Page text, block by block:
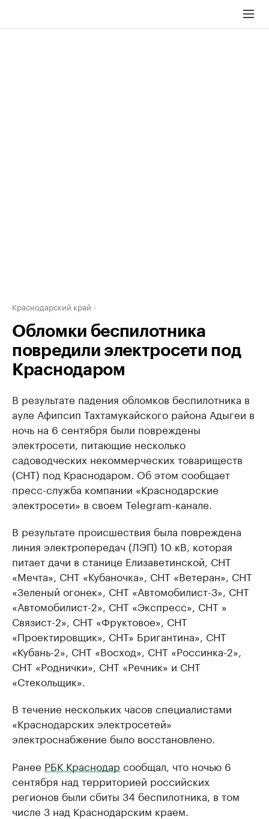
Краснодарский край
Обломки беспилотника
повредили электросети под
Краснодаром
В результате падения обломков беспилотника в
ауле Афипсип Тахтамукайского района Адыгеи в
ночь на 6 сентября были повреждены
электросети, питающие несколько
садоводческих некоммерческих товариществ
(СНТ) под Краснодаром. Об этом сообщает
пресс-служба компании «Краснодарские
электросети» в своем Telegram-канале.
В результате происшествия была повреждена
линия электропередач (ЛЭП) 10 кВ, которая
питает дачи в станице Елизаветинской, СНТ
«Мечта», СНТ «Кубаночка», СНТ «Ветеран», СНТ
«Зеленый огонек», СНТ «Автомобилист-3», СНТ
«Автомобилист-2», СНТ «Экспресс», СНТ »
Связист-2», СНТ «Фруктовое», СНТ
«Проектировщик», СНТ» Бригантина», СНТ
«Кубань-2», СНТ «Восход», СНТ «Россинка-2»,
СНТ «Роднички», СНТ «Речник» и СНТ
«Стекольщик».
В течение нескольких часов специалистами
«Краснодарских электросетей»
электроснабжение было восстановлено.
Ранее РБК Краснодар сообщал, что ночью 6
сентября над территорией российских
регионов были сбиты 34 беспилотника, в том
числе 3 над Краснодарским краем.